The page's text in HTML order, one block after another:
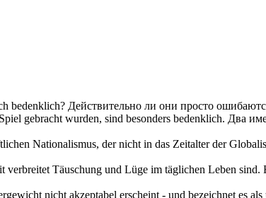
bedenklich? Действительно ли они просто
gebracht wurden, sind besonders bedenklich. Два
Nationalismus, der nicht in das Zeitalter der
verbreitet Täuschung und Lüge im täglichen Leben sind.
nicht akzeptabel erscheint - und bezeichnet es als